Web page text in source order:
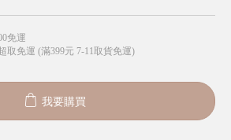
免運
取免運 (滿399元 7-11取貨免運)
我要購買